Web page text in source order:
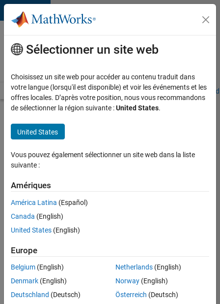
Passer au contenu
Votre
carrière
chez
Accueil Explorer nos opportunités Adresses de nos bureaux
d’autres
offres
Senior
Software
Quality
Engineer
maintenant
Poste:
36935-
Sélectionner un site web
Choisissez un site web pour accéder au contenu traduit dans
votre langue (lorsqu'il est disponible) et voir les événements et les
offres locales. D’après votre position, nous vous recommandons
de sélectionner la région suivante :United States.
United States
Vous pouvez également sélectionner un site web dans la liste
suivante :
Amériques
América Latina (Español)
Canada (English)
United States (English)
Europe
Belgium (English)
Denmark (English)
Deutschland (Deutsch)
Netherlands(English)
Norway(English)
Österreich (Deutsch)